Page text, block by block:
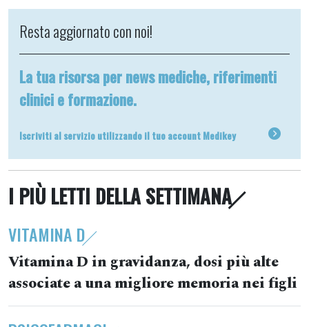
Resta aggiornato con noi!
La tua risorsa per news mediche, riferimenti
clinici e formazione.
Iscriviti al servizio utilizzando il tuo account Medikey
I PIÙ LETTI DELLA SETTIMANA
VITAMINA D
Vitamina D in gravidanza, dosi più alte
associate a una migliore memoria nei figli